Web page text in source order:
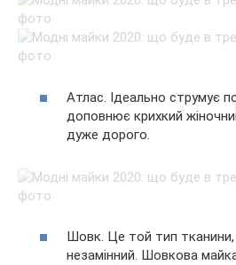
Атлас. Ідеально струмує
доповнює крихкий
дуже дорого.
Шовк. Це той тип тканини,
незамінний. Шовкова